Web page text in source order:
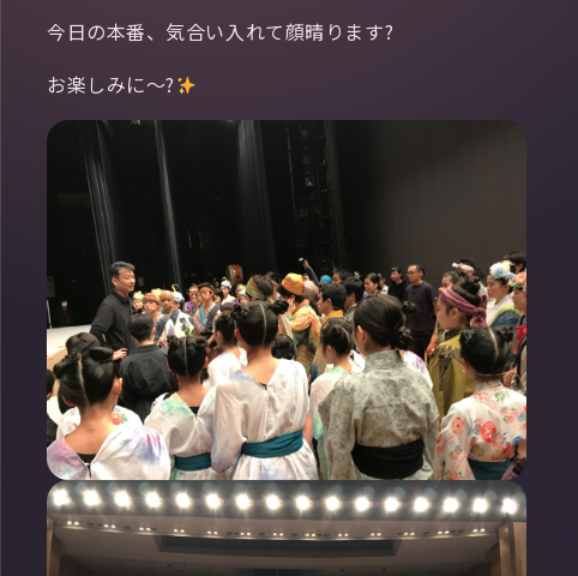
今日の本番、気合い入れて顔晴ります?
お楽しみに〜?